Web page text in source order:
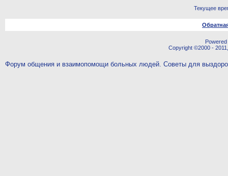
Текущее
Copyright ©2000 -
Форум общения и взаимопомощи больных людей. Советы для